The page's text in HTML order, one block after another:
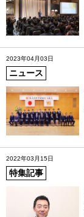
2023年04月03日
ニュース
2022年03月15日
特集記事